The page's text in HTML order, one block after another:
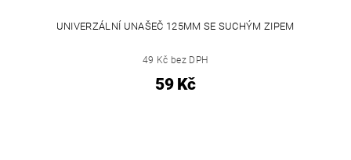
UNIVERZÁLNÍ UNAŠEČ 125MM SE SUCHÝM ZIPEM
49 Kč bez DPH
59 Kč